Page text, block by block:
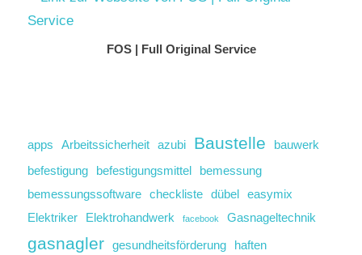
FOS | Full Original Service
apps Arbeitssicherheit azubi Baustelle
bauwerk
befestigung
befestigungsmittel
bemessung
bemessungssoftware checkliste dübel easymix
Elektriker
Elektrohandwerk facebook Gasnageltechnik
gasnagler gesundheitsförderung haften